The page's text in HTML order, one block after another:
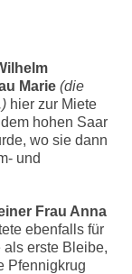
Marie (die
hier zur Miete
hohen Saar
wo sie dann
und
Frau Anna
ebenfalls für
erste Bleibe,
Pfennigkrug